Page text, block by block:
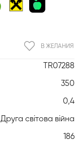
TR07288
350
0,4
Друга світова війна
186
В ЖЕЛАНИЯ